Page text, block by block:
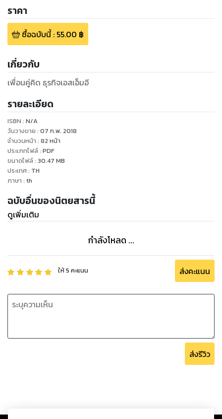
ราคา
ซื้อฉบับนี้: 55.00 ฿
เกี่ยวกับ
เพื่อนคู่คิด ธุรกิจเอสเอ็มอี
รายละเอียด
ISBN : N/A
วันวางขาย : 07 ก.พ. 2018
จำนวนหน้า : 82 หน้า
ประเภทไฟล์: PDF
ขนาดไฟล์: 30.47 MB
ประเทศ: TH
ภาษา : th
ฉบับอื่นของนิตยสารนี้
ดูเพิ่มเติม
กำลังโหลด ...
ให้5 คะแนน ส่งคะแนน
ส่งรีวิว